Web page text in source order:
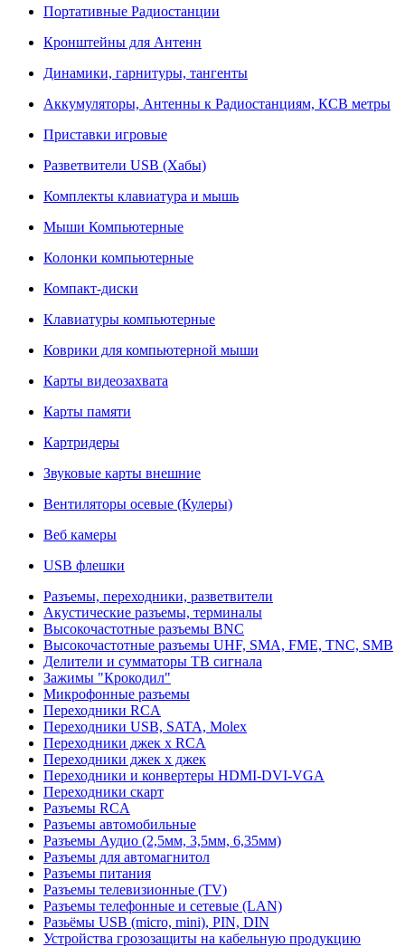
Портативные Радиостанции
Кронштейны для Антенн
Динамики, гарнитуры, тангенты
Аккумуляторы, Антенны к Радиостанциям, КСВ метры
Приставки игровые
Разветвители USB (Хабы)
Комплекты клавиатура и мышь
Мыши Компьютерные
Колонки компьютерные
Компакт-диски
Клавиатуры компьютерные
Коврики для компьютерной мыши
Карты видеозахвата
Карты памяти
Картридеры
Звуковые карты внешние
Вентиляторы осевые (Кулеры)
Веб камеры
USB флешки
Разъемы, переходники, разветвители
Акустические разъемы, терминалы
Высокочастотные разъемы BNC
Высокочастотные разъемы UHF, SMA, FME, TNC, SMB
Делители и сумматоры ТВ сигнала
Зажимы "Крокодил"
Микрофонные разъемы
Переходники RCA
Переходники USB, SATA, Molex
Переходники джек х RCA
Переходники джек х джек
Переходники и конвертеры HDMI-DVI-VGA
Переходники скарт
Разъемы RCA
Разъемы автомобильные
Разъемы Аудио (2,5мм, 3,5мм, 6,35мм)
Разъемы для автомагнитол
Разъемы питания
Разъемы телевизионные (TV)
Разъемы телефонные и сетевые (LAN)
Разьёмы USB (micro, mini), PIN, DIN
Устройства грозозащиты на кабельную продукцию